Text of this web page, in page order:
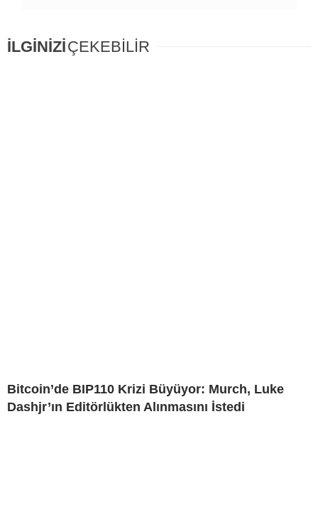
İLGİNİZİÇEKEBİLİR
Bitcoin’de BIP110 Krizi Büyüyor: Murch, Luke
Dashjr’ın Editörlükten Alınmasını İstedi